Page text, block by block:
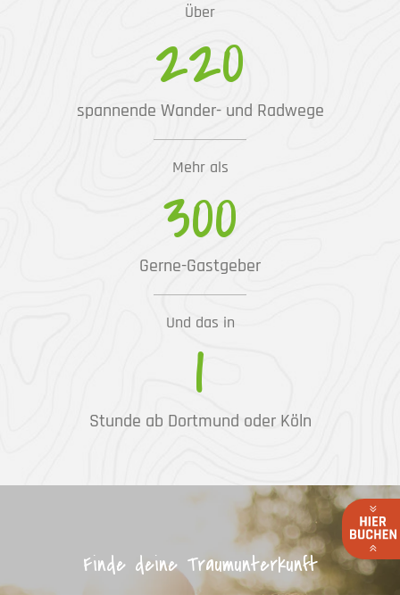
Über
220
spannende Wander- und Radwege
Mehr als
300
Gerne-Gastgeber
Und das in
1
Stunde ab Dortmund oder Köln
Finde deine Traumunterkunft